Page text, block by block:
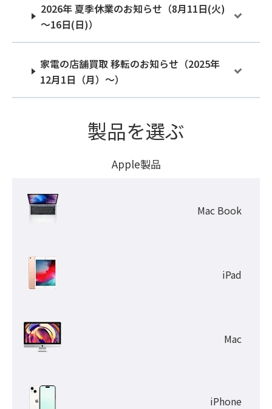
2026年 夏季休業のお知らせ（8月11日(火)
～16日(日)）
家電の店舗買取 移転のお知らせ（2025年
12月1日（月）～）
製品を選ぶ
Apple製品
Mac Book
iPad
Mac
iPhone